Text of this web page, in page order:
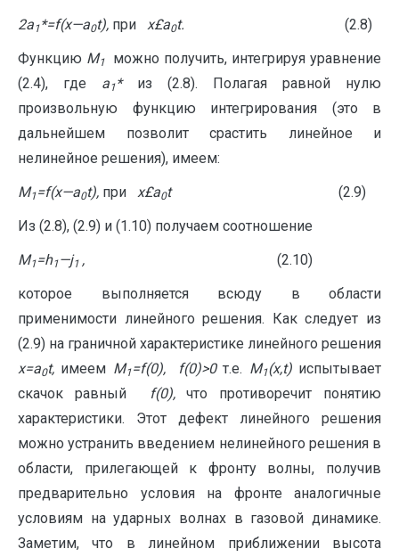
2a1*=f(x—a0t), при x£a0t. (2.8)
Функцию M1
можно получить, интегрируя уравнение
(2.4), где a1* из (2.8). Полагая равной нулю
произвольную функцию интегрирования (это в
дальнейшем позволит срастить линейное и
нелинейное решения), имеем:
M1=f(x—a0t), при x£a0t (2.9)
Из (2.8), (2.9) и (1.10) получаем соотношение
M1=h1—j1 , (2.10)
которое выполняется всюду в области
применимости линейного решения. Как следует из
(2.9) на граничной характеристике линейного решения
x=a0t, имеем M1=f(0), f(0)>0т.е. M1(x,t)испытывает
скачок равный
f(0),что противоречит понятию
характеристики. Этот дефект линейного решения
можно устранить введением нелинейного решения в
области, прилегающей к фронту волны, получив
предварительно условия на фронте аналогичные
условиям на ударных волнах в газовой динамике.
Заметим, что в линейном приближении высота